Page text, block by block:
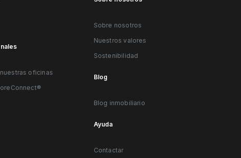
oficinas
Sobre nosotros
Nuestros valores
Sostenibilidad
Blog
Blog inmobiliario
Ayuda
Contactar